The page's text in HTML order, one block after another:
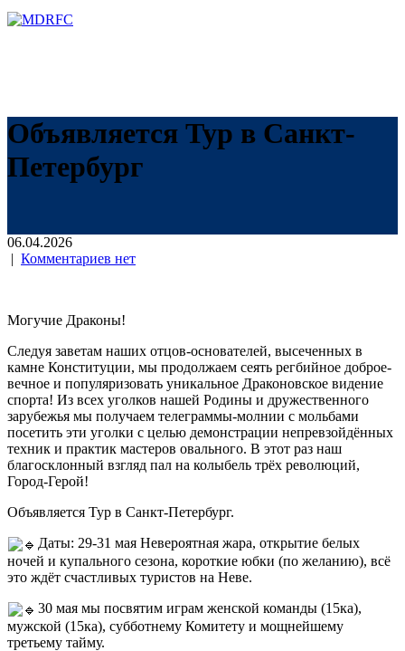
Перейти
к
Объявляется Тур в Санкт-
Петербург
06.04.2026
| Комментариев нет
Могучие Драконы!
Следуя заветам наших отцов-основателей, высеченных в
камне Конституции, мы продолжаем сеять регбийное доброе-
вечное и популяризовать уникальное Драконовское видение
спорта! Из всех уголков нашей Родины и дружественного
зарубежья мы получаем телеграммы-молнии с мольбами
посетить эти уголки с целью демонстрации непревзойдённых
техник и практик мастеров овального. В этот раз наш
благосклонный взгляд пал на колыбель трёх революций,
Город-Герой!
Объявляется Тур в Санкт-Петербург.
Даты: 29-31 мая Невероятная жара, открытие белых
ночей и купального сезона, короткие юбки (по желанию), всё
это ждёт счастливых туристов на Неве.
30 мая мы посвятим играм женской команды (15ка),
мужской (15ка), субботнему Комитету и мощнейшему
третьему тайму.